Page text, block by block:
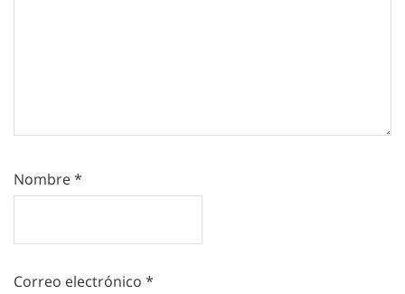
Nombre*
Correo electrónico *